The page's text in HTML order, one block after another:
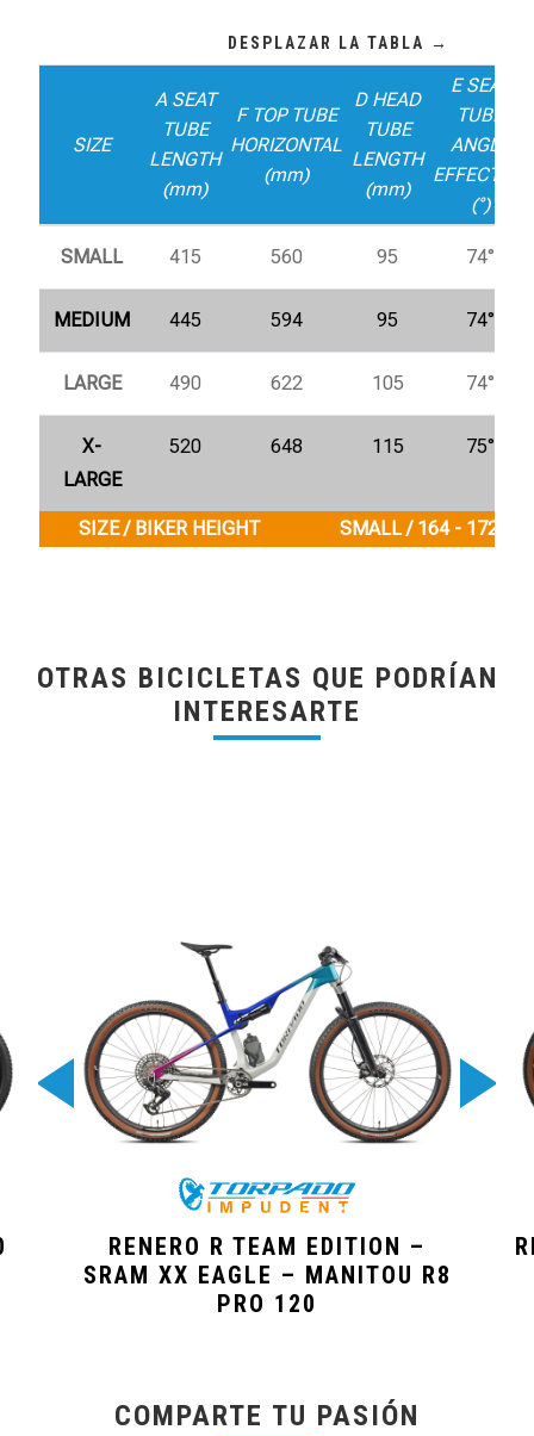
SIZE
A SEAT
TUBE
LENGTH
(mm)
F TOP TUBE
HORIZONTAL
(mm)
D HEAD
TUBE
LENGTH
(mm)
E SEAT
TUBE
ANGLE
EFFECTIVE
(°)
SMALL 415 560 95 74°
MEDIUM 445 594 95 74°
LARGE 490 622 105 74°
X-
LARGE
520 648 115 75°
SIZE / BIKER HEIGHT SMALL / 164 - 172 cm
OTRAS BICICLETAS QUE PODRÍAN
INTERESARTE
RENERO R TEAM EDITION –
SRAM XX EAGLE – MANITOU R8
PRO 120
COMPARTE TU PASIÓN